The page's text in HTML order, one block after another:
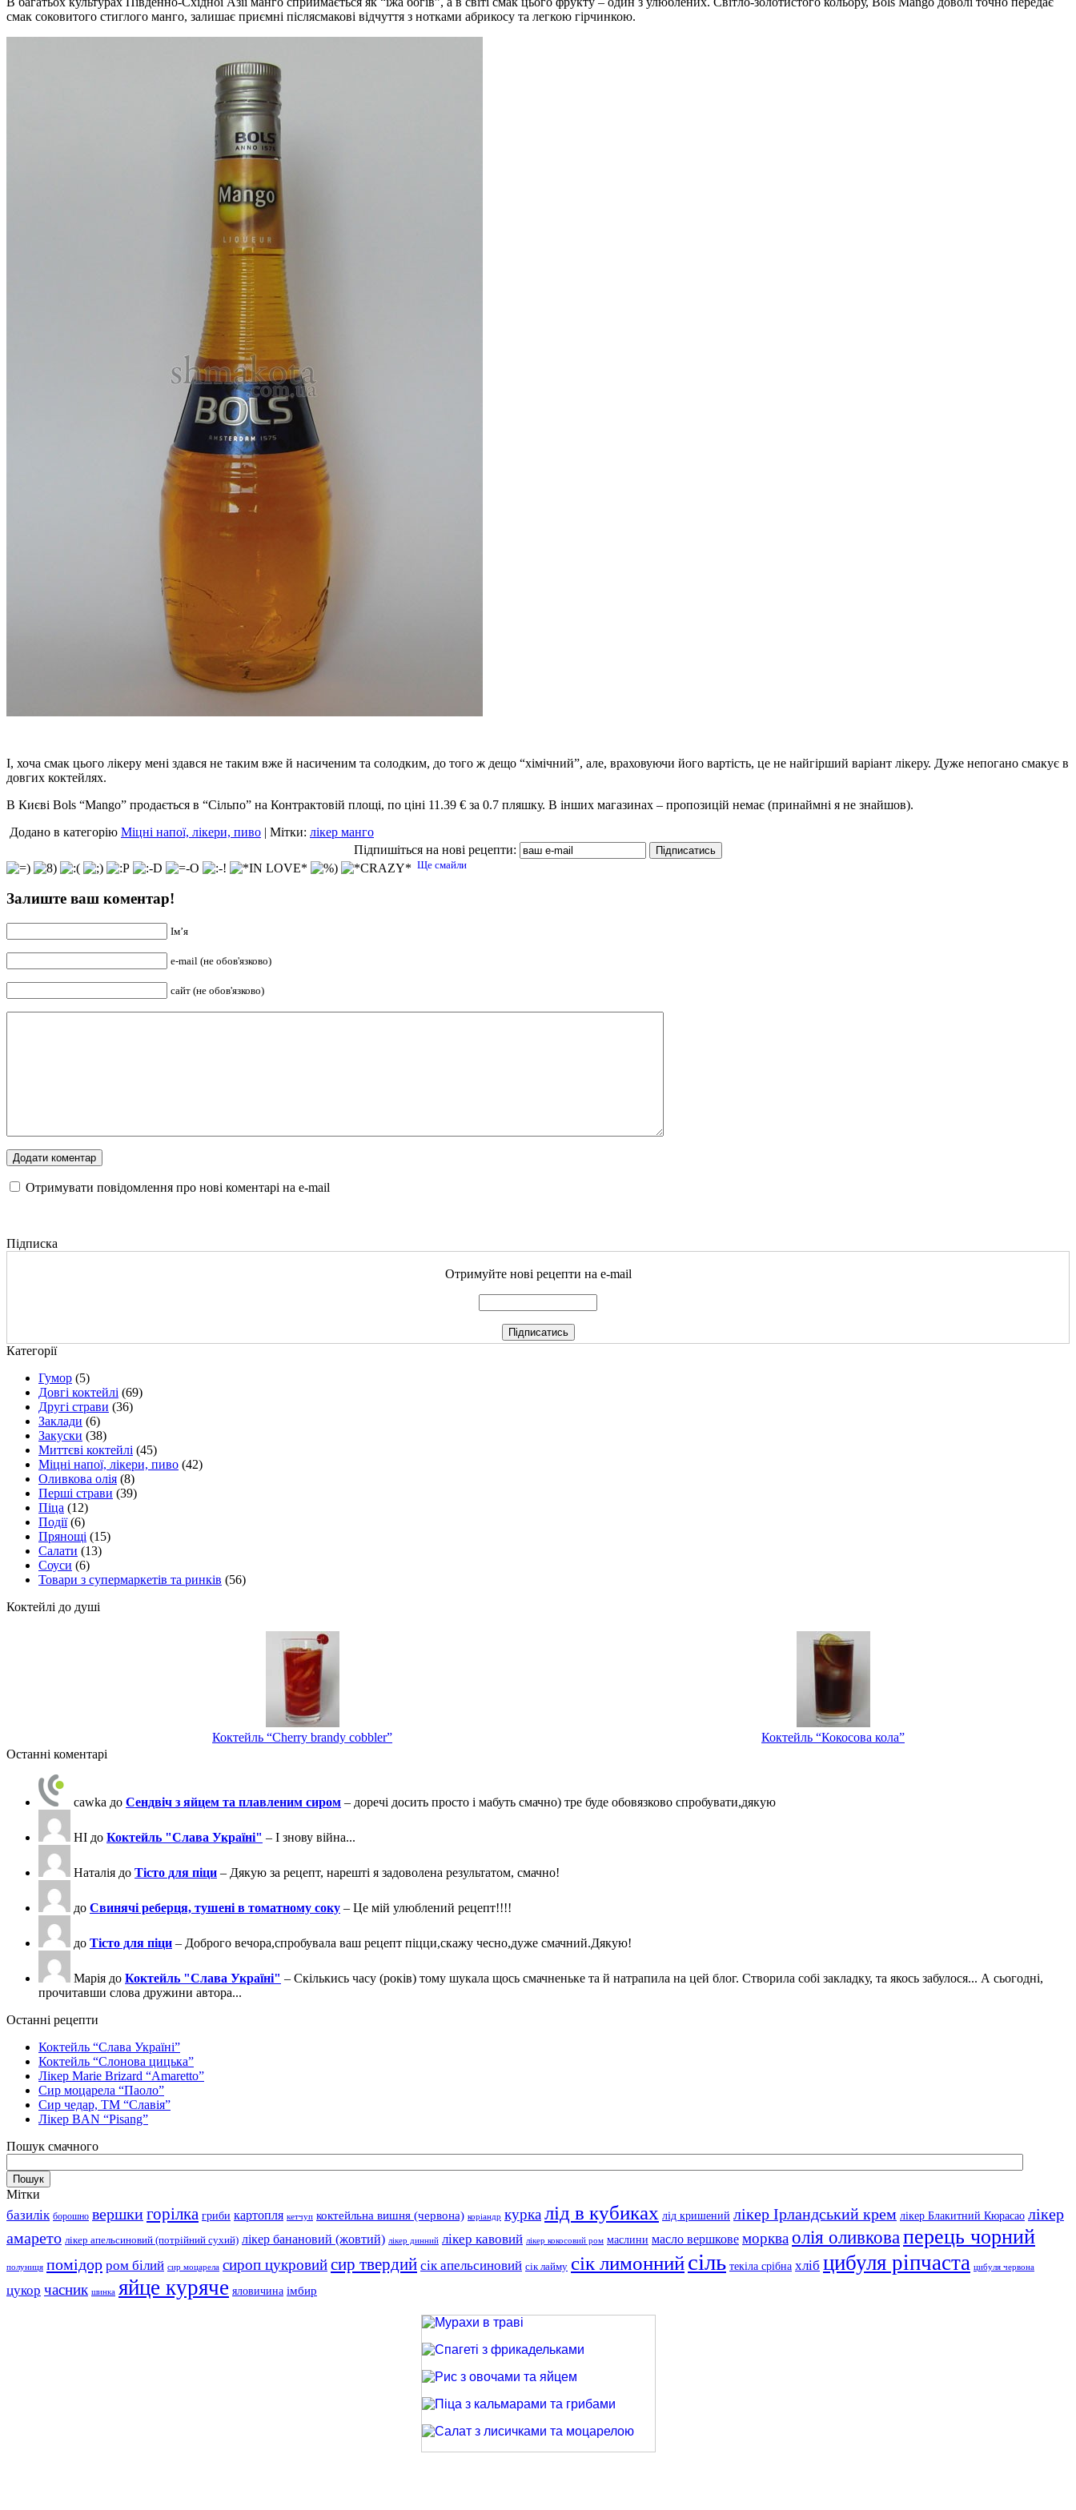
смак соковитого стиглого манго, залишає приємні післясмакові відчуття з нотками абрикосу та легкою гірчинкою.
І, хоча смак цього лікеру мені здався не таким вже й насиченим та солодким, до того ж дещо “хімічний”, але, враховуючи його вартість, це не найгірший варіант лікеру. Дуже непогано смакує в
довгих коктейлях.
В Києві Bols “Mango” продається в “Сільпо” на Контрактовій площі, по ціні 11.39 € за 0.7 пляшку. В інших магазинах – пропозицій немає (принаймні я не знайшов).
Додано в категорію Міцні напої, лікери, пиво | Мітки: лікер манго
Підпишіться на нові рецепти:
Ще смайли
Залиште ваш коментар!
Ім’я
e-mail (не обов'язково)
сайт (не обов'язково)
Отримувати повідомлення про нові коментарі на е-mail
Підписка
Отримуйте нові рецепти на e-mail
Категорії
Гумор (5)
Довгі коктейлі (69)
Другі страви (36)
Заклади (6)
Закуски (38)
Миттєві коктейлі (45)
Міцні напої, лікери, пиво (42)
Оливкова олія (8)
Перші страви (39)
Піца (12)
Події(6)
Прянощі (15)
Салати (13)
Соуси (6)
Товари з супермаркетів та ринків (56)
Коктейлі до душі
Коктейль “Cherry brandy cobbler”
Коктейль “Кокосова кола”
Останні коментарі
cawka до Сендвіч з яйцем та плавленим сиром – доречі досить просто і мабуть смачно) тре буде обовязково спробувати,дякую
НІ до Коктейль "Слава Україні" – І знову війна...
Наталія до Тісто для піци – Дякую за рецепт, нарешті я задоволена результатом, смачно!
до Свинячі реберця, тушені в томатному соку – Це мій улюблений рецепт!!!!
до Тісто для піци – Доброго вечора,спробувала ваш рецепт піцци,скажу чесно,дуже смачний.Дякую!
Марія до Коктейль "Слава Україні" – Скількись часу (років) тому шукала щось смачненьке та й натрапила на цей блог. Створила собі закладку, та якось забулося... А сьогодні,
прочитавши слова дружини автора...
Останні рецепти
Коктейль “Слава Україні”
Коктейль “Слонова цицька”
Лікер Marie Brizard “Amaretto”
Сир моцарела “Паоло”
Сир чедар, ТМ “Славія”
Лікер BAN “Pisang”
Пошук смачного
Мітки
базилік борошно вершкигорілка гриби картопля кетчуп коктейльна вишня (червона) коріандр куркалід в кубиках лід кришений лікер Ірландський крем лікер Блакитний Кюрасао лікер
амарето лікер апельсиновий (потрійний сухий) лікер банановий (жовтий) лікер динний лікер кавовий лікер кокосовий ром маслини масло вершкове моркваолія оливковаперець чорний
полуниця помідор ром білий сир моцарела сироп цукровийсир твердий сік апельсиновий сік лайму сік лимоннийсіль текіла срібна хліб цибуля ріпчаста цибуля червона
цукор часник шинка яйце куряче яловичина імбир